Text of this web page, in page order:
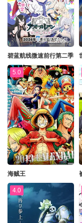
更新至第6集
碧蓝航线微速前行第二季
5.0
更新至第1173集
海贼王
4.0